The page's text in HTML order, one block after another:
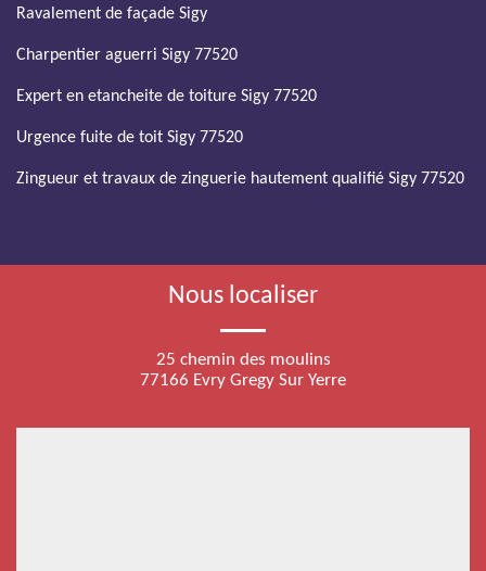
Ravalement de façade Sigy
Charpentier aguerri Sigy 77520
Expert en etancheite de toiture Sigy 77520
Urgence fuite de toit Sigy 77520
Zingueur et travaux de zinguerie hautement qualifié Sigy 77520
Nous localiser
25 chemin des moulins
77166 Evry Gregy Sur Yerre